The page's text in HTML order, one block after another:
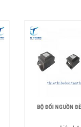
BỘ ĐỔI NGUỒN